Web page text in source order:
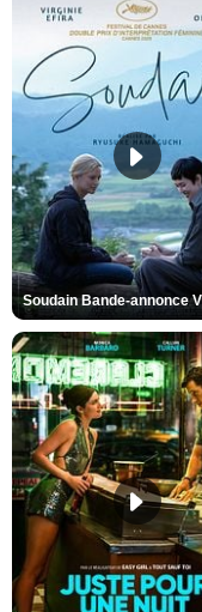
Soudain Bande-annonce